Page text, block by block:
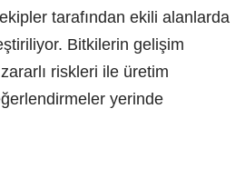
tarafından ekili alanlarda
Bitkilerin gelişim
riskleri ile üretim
yerinde